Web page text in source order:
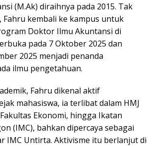
(M.Ak) diraihnya pada 2015. Tak
Fahru kembali ke kampus untuk
Doktor Ilmu Akuntansi di
pada 7 Oktober 2025 dan
2025 menjadi penanda
ilmu pengetahuan.
Fahru dikenal aktif
mahasiswa, ia terlibat dalam HMJ
Ekonomi, hingga Ikatan
(IMC), bahkan dipercaya sebagai
IMC Untirta. Aktivisme itu berlanjut di